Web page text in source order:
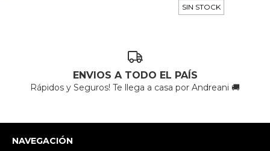
SIN STOCK
ENVIOS A TODO EL PAÍS
Rápidos y Seguros! Te llega a casa por Andreani 🚚
NAVEGACIÓN